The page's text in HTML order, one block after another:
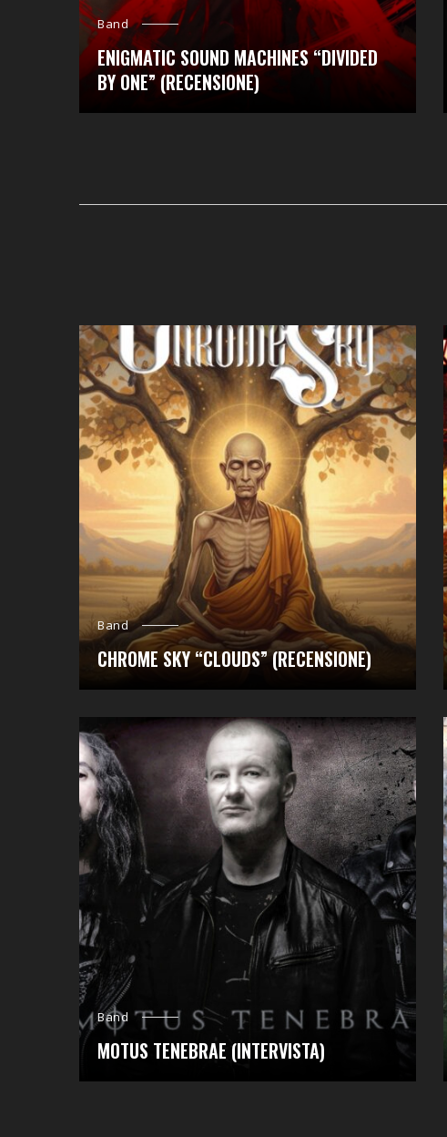
Band
ENIGMATIC SOUND MACHINES “DIVIDED
BY ONE” (RECENSIONE)
Band
CHROME SKY “CLOUDS” (RECENSIONE)
Band
MOTUS TENEBRAE (INTERVISTA)